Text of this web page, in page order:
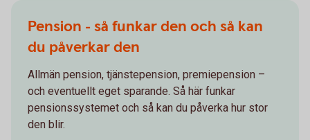
Pension - så funkar den och så kan
du påverkar den
Allmän pension, tjänstepension, premiepension –
och eventuellt eget sparande. Så här funkar
pensionssystemet och så kan du påverka hur stor
den blir.